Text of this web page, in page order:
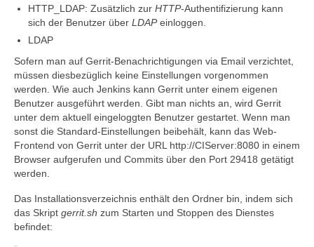
HTTP_LDAP: Zusätzlich zur HTTP-Authentifizierung kann
sich der Benutzer über LDAPeinloggen.
LDAP
Sofern man auf Gerrit-Benachrichtigungen via Email verzichtet,
müssen diesbezüglich keine Einstellungen vorgenommen
werden. Wie auch Jenkins kann Gerrit unter einem eigenen
Benutzer ausgeführt werden. Gibt man nichts an, wird Gerrit
unter dem aktuell eingeloggten Benutzer gestartet. Wenn man
sonst die Standard-Einstellungen beibehält, kann das Web-
Frontend von Gerrit unter der URL http://CIServer:8080 in einem
Browser aufgerufen und Commits über den Port 29418 getätigt
werden.
Das Installationsverzeichnis enthält den Ordner bin, indem sich
das Skript gerrit.sh zum Starten und Stoppen des Dienstes
befindet: